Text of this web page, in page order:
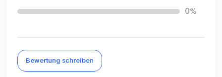
0%
Bewertung schreiben